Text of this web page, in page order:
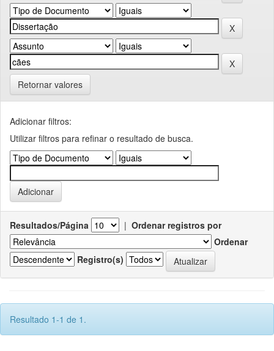
Retornar valores
Adicionar filtros:
Utilizar filtros para refinar o resultado de busca.
Resultados/Página | Ordenar registros por
Ordenar
Registro(s)
Resultado 1-1 de 1.